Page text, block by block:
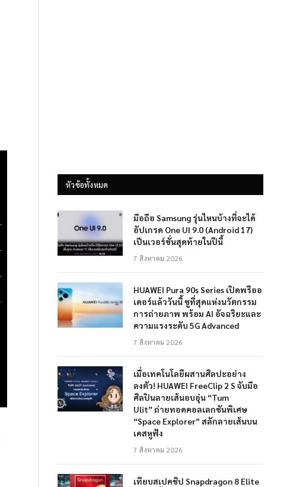
หัวข้อทั้งหมด
มือถือ Samsung รุ่นไหนบ้างที่จะได้
อัปเกรด One UI 9.0 (Android 17)
เป็นเวอร์ชั่นสุดท้ายในปีนี้
7 สิงหาคม 2026
HUAWEI Pura 90s Series เปิดพรีออ
เดอร์แล้ววันนี้ ชูที่สุดแห่งนวัตกรรม
การถ่ายภาพ พร้อม AI อัจฉริยะและ
ความแรงระดับ 5G Advanced
7 สิงหาคม 2026
เมื่อเทคโนโลยีผสานศิลปะอย่าง
ลงตัว! HUAWEI FreeClip 2 S จับมือ
ศิลปินลายเส้นอบอุ่น “Tum
Ulit” ถ่ายทอดคอลเลกชันพิเศษ
“Space Explorer” สลักลายเส้นบน
เคสหูฟัง
7 สิงหาคม 2026
เทียบสเปคชิป Snapdragon 8 Elite